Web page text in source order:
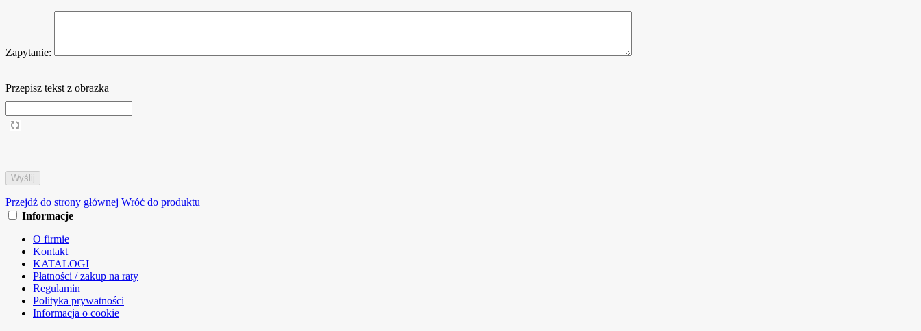
Zapytanie:
Przepisz tekst z obrazka
Przejdź do strony głównej Wróć do produktu
Informacje
O firmie
Kontakt
KATALOGI
Płatności / zakup na raty
Regulamin
Polityka prywatności
Informacja o cookie